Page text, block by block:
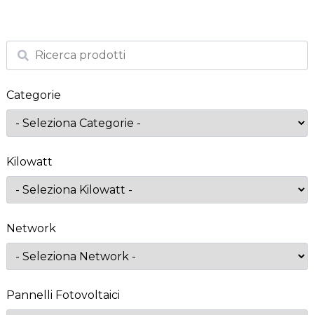
Categorie
Kilowatt
Network
Pannelli Fotovoltaici